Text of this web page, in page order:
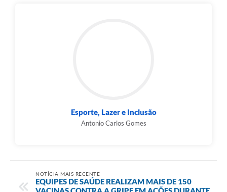
Esporte, Lazer e Inclusão
Antonio Carlos Gomes
NOTÍCIA MAIS RECENTE
EQUIPES DE SAÚDE REALIZAM MAIS DE 150